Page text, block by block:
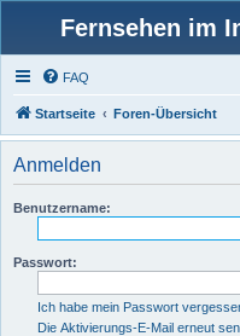
Fernsehen im
FAQ
Startseite Foren-Übersicht
Anmelden
Benutzername:
Passwort:
Ich habe mein Passwort
Die Aktivierungs-E-Mail erneut